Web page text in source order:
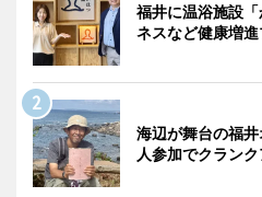
福井に温浴施設
ネスなど健康増
海辺が舞台の福
人参加でクラン